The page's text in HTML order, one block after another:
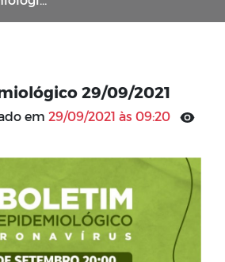
29/09/2021
em 29/09/2021 às 09:20